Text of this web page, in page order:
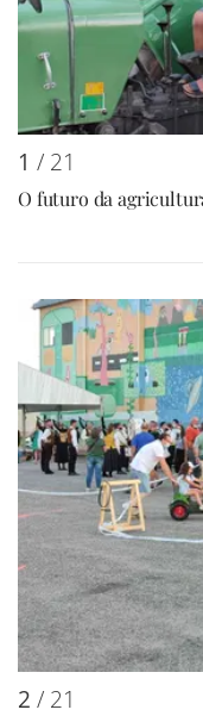
1 / 21
O futuro da
2 / 21